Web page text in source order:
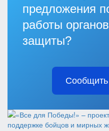
предложения
работы
защиты?